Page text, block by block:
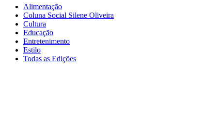
Alimentação
Coluna Social Silene Oliveira
Cultura
Educação
Entretenimento
Estilo
Todas as Edições